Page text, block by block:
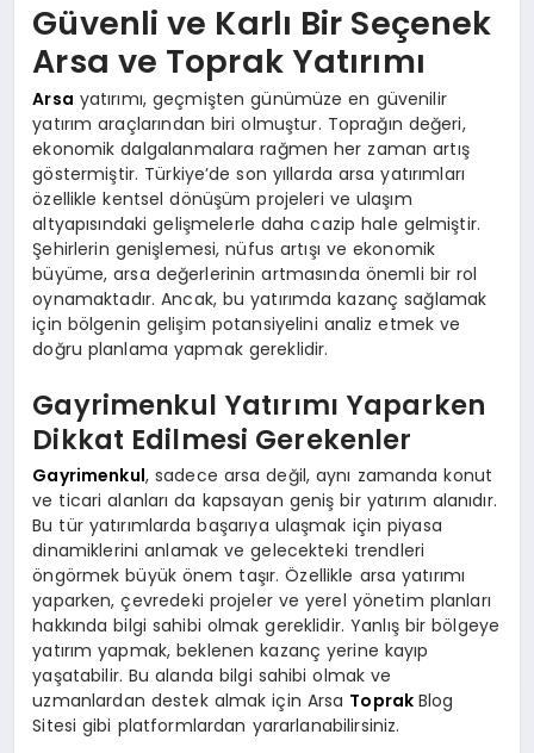
Güvenli ve Karlı Bir Seçenek
Arsa ve Toprak Yatırımı
Arsa yatırımı, geçmişten günümüze en güvenilir
yatırım araçlarından biri olmuştur. Toprağın değeri,
ekonomik dalgalanmalara rağmen her zaman artış
göstermiştir. Türkiye’de son yıllarda arsa yatırımları
özellikle kentsel dönüşüm projeleri ve ulaşım
altyapısındaki gelişmelerle daha cazip hale gelmiştir.
Şehirlerin genişlemesi, nüfus artışı ve ekonomik
büyüme, arsa değerlerinin artmasında önemli bir rol
oynamaktadır. Ancak, bu yatırımda kazanç sağlamak
için bölgenin gelişim potansiyelini analiz etmek ve
doğru planlama yapmak gereklidir.
Gayrimenkul Yatırımı Yaparken
Dikkat Edilmesi Gerekenler
Gayrimenkul, sadece arsa değil, aynı zamanda konut
ve ticari alanları da kapsayan geniş bir yatırım alanıdır.
Bu tür yatırımlarda başarıya ulaşmak için piyasa
dinamiklerini anlamak ve gelecekteki trendleri
öngörmek büyük önem taşır. Özellikle arsa yatırımı
yaparken, çevredeki projeler ve yerel yönetim planları
hakkında bilgi sahibi olmak gereklidir. Yanlış bir bölgeye
yatırım yapmak, beklenen kazanç yerine kayıp
yaşatabilir. Bu alanda bilgi sahibi olmak ve
uzmanlardan destek almak için Arsa Toprak Blog
Sitesi gibi platformlardan yararlanabilirsiniz.